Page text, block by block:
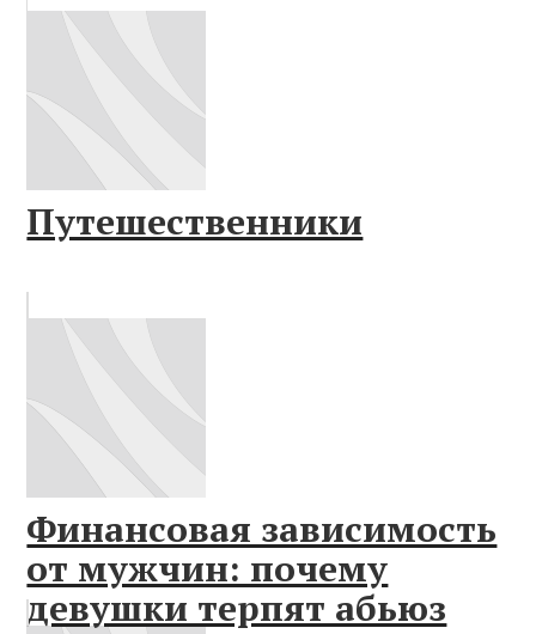
Путешественники
Финансовая зависимость
от мужчин: почему
девушки терпят абьюз